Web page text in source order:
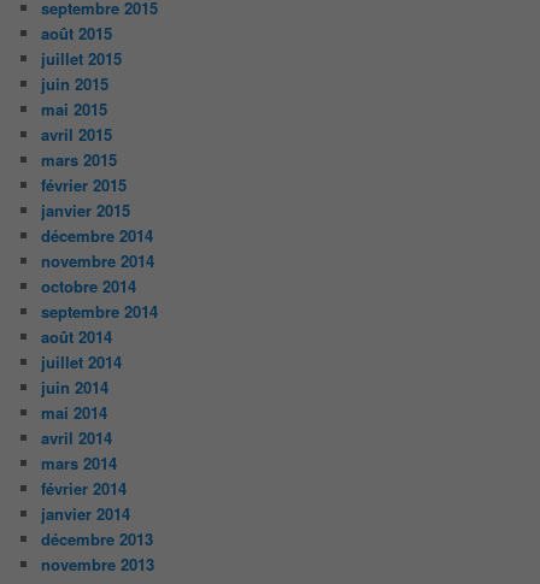
septembre 2015
août 2015
juillet 2015
juin 2015
mai 2015
avril 2015
mars 2015
février 2015
janvier 2015
décembre 2014
novembre 2014
octobre 2014
septembre 2014
août 2014
juillet 2014
juin 2014
mai 2014
avril 2014
mars 2014
février 2014
janvier 2014
décembre 2013
novembre 2013